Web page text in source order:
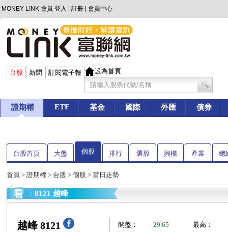
MONEY LINK 會員 登入 註冊 會員中心
台股 新聞 訂閱電子報 設為首頁
證期權 ETF 基金 國際 外匯 債券
台股首頁 大盤 個股 排行 選股 興櫃 產業 總
首頁 > 證期權 > 台股 > 個股 > 當日走勢
8121 越峰
越峰 8121 開盤： 29.65
最高：